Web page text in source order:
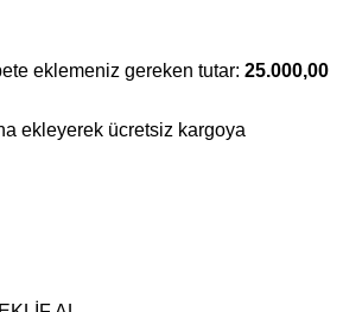
eklemeniz gereken tutar: 25.000,00
ekleyerek ücretsiz kargoya